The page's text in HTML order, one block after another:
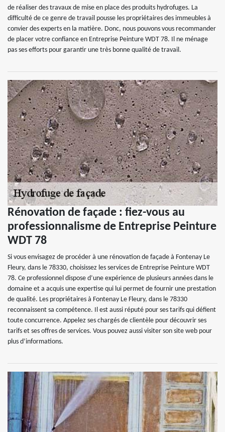
de réaliser des travaux de mise en place des produits hydrofuges. La
difficulté de ce genre de travail pousse les propriétaires des immeubles à
convier des experts en la matière. Donc, nous pouvons vous recommander
de placer votre confiance en Entreprise Peinture WDT 78. Il ne ménage
pas ses efforts pour garantir une très bonne qualité de travail.
Rénovation de façade : fiez-vous au
professionnalisme de Entreprise Peinture
WDT 78
Si vous envisagez de procéder à une rénovation de façade à Fontenay Le
Fleury, dans le 78330, choisissez les services de Entreprise Peinture WDT
78. Ce professionnel dispose d’une expérience de plusieurs années dans le
domaine et a acquis une expertise qui lui permet de fournir une prestation
de qualité. Les propriétaires à Fontenay Le Fleury, dans le 78330
reconnaissent sa compétence. Il est aussi réputé pour ses tarifs qui défient
toute concurrence. Appelez ses chargés de clientèle pour découvrir ses
tarifs et ses offres de services. Vous pouvez aussi visiter son site web pour
plus d’informations.